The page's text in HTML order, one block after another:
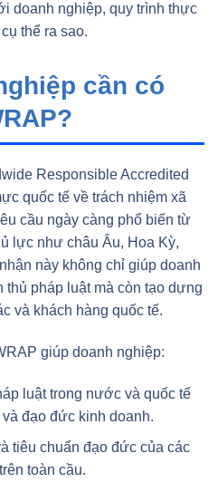
doanh nghiệp, quy trình thực
thể ra sao.
cần có
Responsible Accredited
quốc tế về trách nhiệm xã
cầu ngày càng phổ biến từ
lực như châu Âu, Hoa Kỳ,
này không chỉ giúp doanh
pháp luật mà còn tạo dựng
và khách hàng quốc tế.
giúp doanh nghiệp:
luật trong nước và quốc tế
đạo đức kinh doanh.
tiêu chuẩn đạo đức của các
toàn cầu.